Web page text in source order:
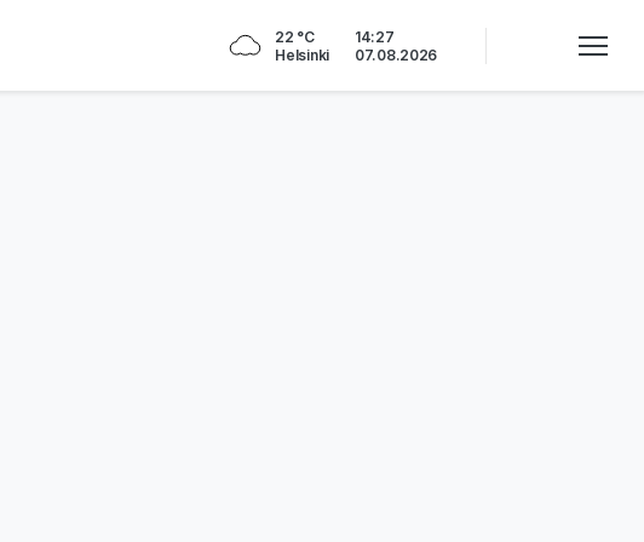
22 °C
Helsinki
14:27
07.08.2026